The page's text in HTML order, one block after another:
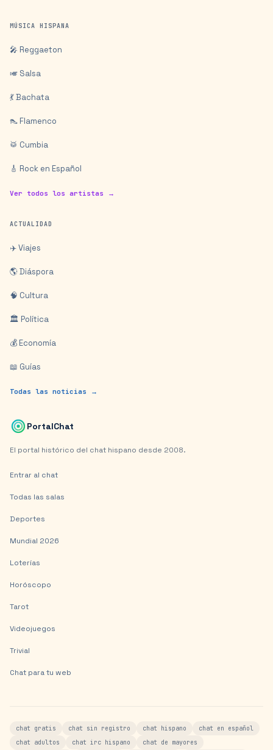
MÚSICA HISPANA
🎤 Reggaeton
🎺 Salsa
💃 Bachata
👠 Flamenco
🥁 Cumbia
🎸 Rock en Español
Ver todos los artistas →
ACTUALIDAD
✈️ Viajes
🌎 Diáspora
🧠 Cultura
🏛️ Política
💰 Economía
📖 Guías
Todas las noticias →
PortalChat
El portal histórico del chat hispano desde 2008.
Entrar al chat
Todas las salas
Deportes
Mundial 2026
Loterías
Horóscopo
Tarot
Videojuegos
Trivial
Chat para tu web
chat gratis chat sin registro chat hispano
chat en español
chat adultos
chat irc hispano chat de mayores